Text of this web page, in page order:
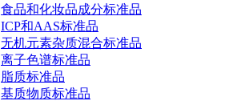
食品和化妆品成分标准品
ICP和AAS标准品
无机元素杂质混合标准品
离子色谱标准品
脂质标准品
基质物质标准品